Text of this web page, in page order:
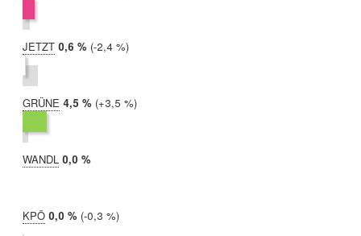
JETZT 2019:
0,6 %
2017:
2,9 %
Differenz:
-2,4 %
GRÜNE 2019:
4,5 %
2017:
1,1 %
Differenz:
+3,5 %
WANDL 2019:
0,0 %
KPÖ 2019:
0,0 %
2017:
0,3 %
Differenz:
-0,3 %